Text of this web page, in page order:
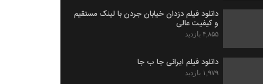
دانلود فیلم دزدان خیابان جردن با لینک مستقیم
و کیفیت عالی
۴,۸۵۵ بازدید
دانلود فیلم ایرانی جا ب جا
۱,۹۷۹ بازدید